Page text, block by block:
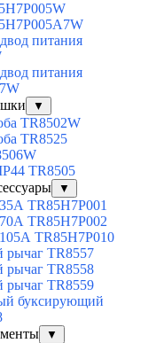
питания
питания
▼
TR8502W
TR8525
TR8505
▼
TR85H7P001
TR85H7P002
TR85H7P010
TR8557
TR8558
TR8559
буксирующий
▼